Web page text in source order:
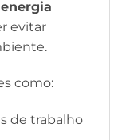
evitar
como:
de trabalho